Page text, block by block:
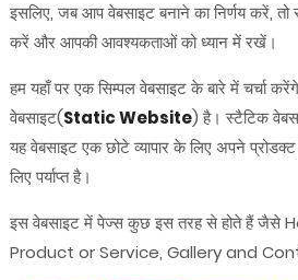
इसलिए, जब आप वेबसाइट बनाने का निर्णय करें,
करें और आपकी आवश्यकताओं को ध्यान में रखें।
हम यहाँ पर एक सिम्पल वेबसाइट के बारे में चर्चा
वेबसाइट(Static Website) है। स्टैटिक
यह वेबसाइट एक छोटे व्यापार के लिए अपने
लिए पर्याप्त है।
इस वेबसाइट में पेज्स कुछ इस तरह से होते हैं जैसे
Product or Service, Gallery and